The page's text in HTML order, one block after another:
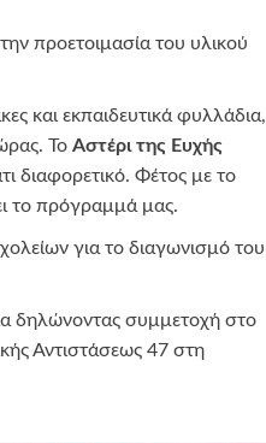
προετοιμασία του υλικού
και εκπαιδευτικά φυλλάδια,
Το Αστέρι της Ευχής
διαφορετικό. Φέτος με το
το πρόγραμμά μας.
για το διαγωνισμό του
δηλώνοντας συμμετοχή στο
Αντιστάσεως 47 στη